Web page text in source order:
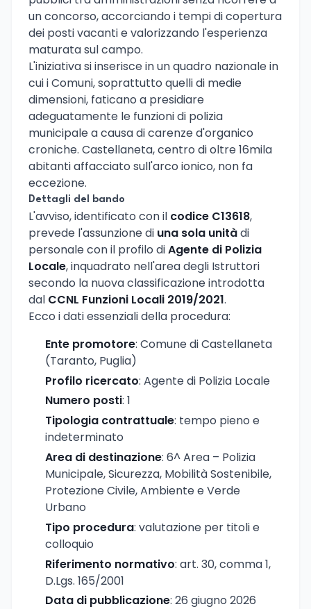
un concorso, accorciando i tempi di copertura
dei posti vacanti e valorizzando l'esperienza
maturata sul campo.
L'iniziativa si inserisce in un quadro nazionale in
cui i Comuni, soprattutto quelli di medie
dimensioni, faticano a presidiare
adeguatamente le funzioni di polizia
municipale a causa di carenze d'organico
croniche. Castellaneta, centro di oltre 16mila
abitanti affacciato sull'arco ionico, non fa
eccezione.
Dettagli del bando
L'avviso, identificato con il codice C13618,
prevede l'assunzione di una sola unitàdi
personale con il profilo diAgente di Polizia
Locale, inquadrato nell'area degli Istruttori
secondo la nuova classificazione introdotta
dal CCNL Funzioni Locali 2019/2021.
Ecco i dati essenziali della procedura:
Ente promotore: Comune di Castellaneta
(Taranto, Puglia)
Profilo ricercato: Agente di Polizia Locale
Numero posti: 1
Tipologia contrattuale: tempo pieno e
indeterminato
Area di destinazione: 6^ Area – Polizia
Municipale, Sicurezza, Mobilità Sostenibile,
Protezione Civile, Ambiente e Verde
Urbano
Tipo procedura: valutazione per titoli e
colloquio
Riferimento normativo: art. 30, comma 1,
D.Lgs. 165/2001
Data di pubblicazione: 26 giugno 2026